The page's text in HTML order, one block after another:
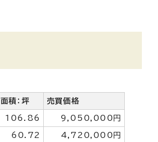
面積：坪 売買価格
106.86 9,050,000円
60.72 4,720,000円